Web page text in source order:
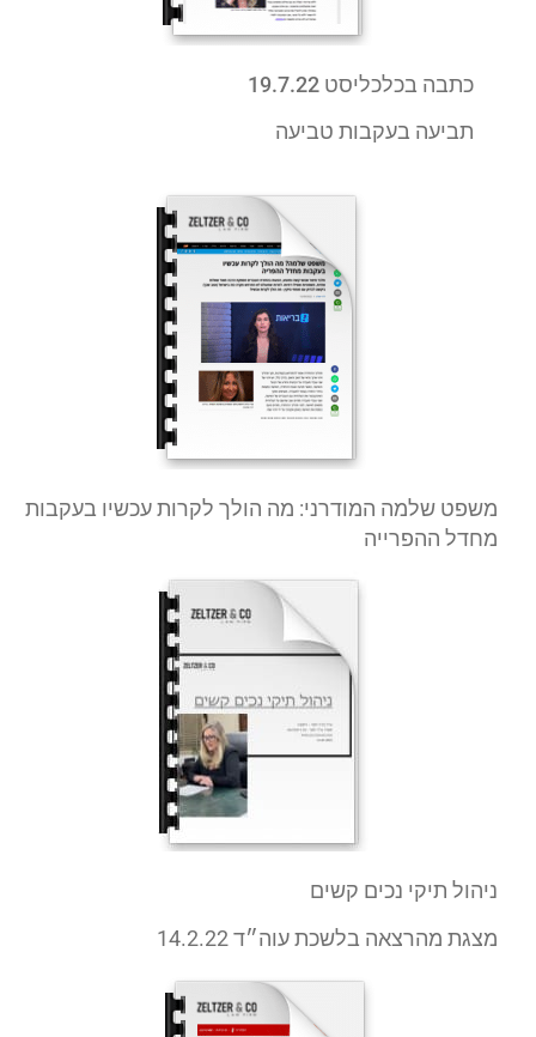
כתבה בכלכליסט 19.7.22
תביעה בעקבות טביעה
משפט שלמה המודרני: מה הולך לקרות עכשיו בעקבות
מחדל ההפרייה
ניהול תיקי נכים קשים
מצגת מהרצאה בלשכת עוה״ד 14.2.22